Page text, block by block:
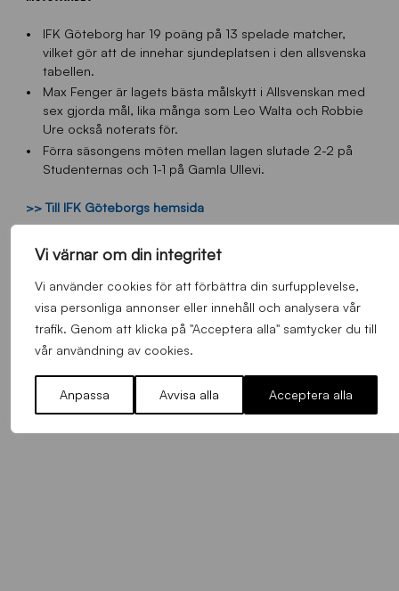
Vi värnar om din integritet
Vi använder cookies för att förbättra din surfupplevelse,
visa personliga annonser eller innehåll och analysera vår
trafik. Genom att klicka på "Acceptera alla" samtycker du till
vår användning av cookies.
Anpassa Avvisa alla Acceptera alla
IFK Göteborg har 19 poäng på 13 spelade matcher,
vilket gör att de innehar sjundeplatsen i den allsvenska
tabellen.
Max Fenger är lagets bästa målskytt i Allsvenskan med
sex gjorda mål, lika många som Leo Walta och Robbie
Ure också noterats för.
Förra säsongens möten mellan lagen slutade 2-2 på
Studenternas och 1-1 på Gamla Ullevi.
>> Till IFK Göteborgs hemsida
FLER NYHETER
Alla nyheter